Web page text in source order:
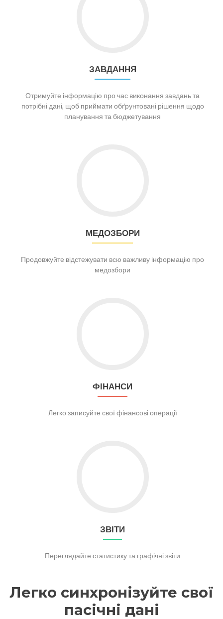
ЗАВДАННЯ
Отримуйте інформацію про час виконання завдань та
потрібні дані, щоб приймати обґрунтовані рішення щодо
планування та бюджетування
МЕДОЗБОРИ
Продовжуйте відстежувати всю важливу інформацію про
медозбори
ФІНАНСИ
Легко записуйте свої фінансові операції
ЗВІТИ
Переглядайте статистику та графічні звіти
Легко синхронізуйте свої
пасічні дані